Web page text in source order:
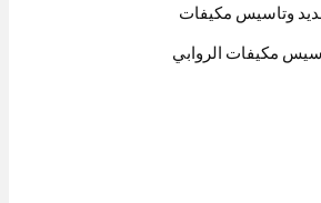
وتاسيس مكيفات
مكيفات الروابي